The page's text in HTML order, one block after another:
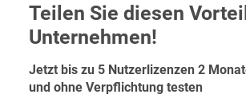
Teilen Sie diesen
Unternehmen!
Jetzt bis zu 5 Nutzerlizenzen 2
und ohne Verpflichtung testen